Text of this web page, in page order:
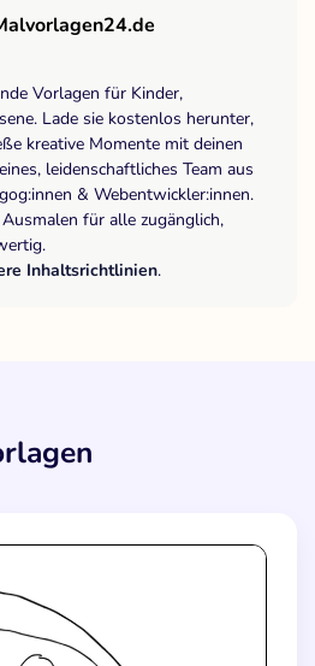
Vorlagen für Kinder,
Lade sie kostenlos herunter,
kreative Momente mit deinen
leidenschaftliches Team aus
& Webentwickler:innen.
für alle zugänglich,
Inhaltsrichtlinien.